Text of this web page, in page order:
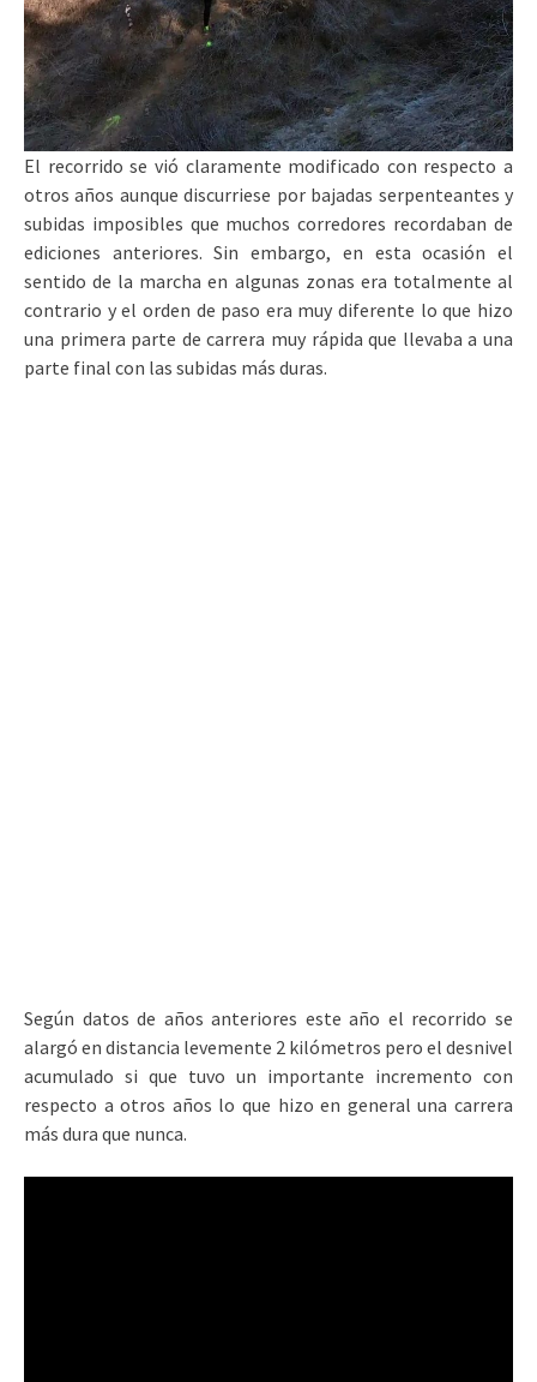
El recorrido se vió claramente modificado con respecto a
otros años aunque discurriese por bajadas serpenteantes y
subidas imposibles que muchos corredores recordaban de
ediciones anteriores. Sin embargo, en esta ocasión el
sentido de la marcha en algunas zonas era totalmente al
contrario y el orden de paso era muy diferente lo que hizo
una primera parte de carrera muy rápida que llevaba a una
parte final con las subidas más duras.
Según datos de años anteriores este año el recorrido se
alargó en distancia levemente 2 kilómetros pero el desnivel
acumulado si que tuvo un importante incremento con
respecto a otros años lo que hizo en general una carrera
más dura que nunca.